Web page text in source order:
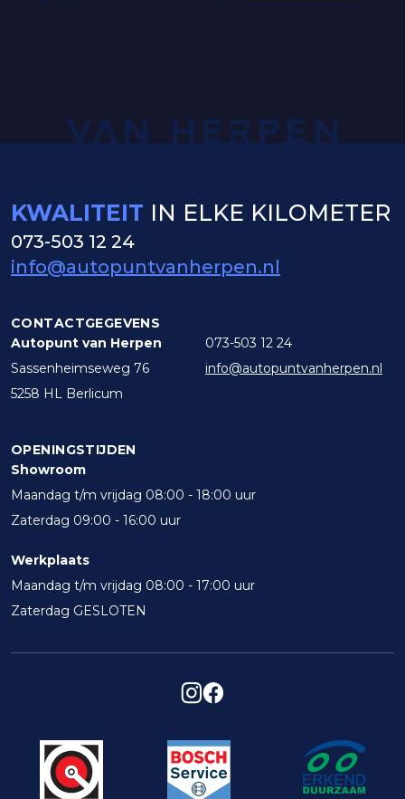
KWALITEIT IN ELKE KILOMETER
073-503 12 24
info@autopuntvanherpen.nl
CONTACTGEGEVENS
Autopunt van Herpen
Sassenheimseweg 76
5258 HL Berlicum
073-503 12 24
info@autopuntvanherpen.nl
OPENINGSTIJDEN
Showroom
Maandag t/m vrijdag 08:00 - 18:00 uur
Zaterdag 09:00 - 16:00 uur
Werkplaats
Maandag t/m vrijdag 08:00 - 17:00 uur
Zaterdag GESLOTEN